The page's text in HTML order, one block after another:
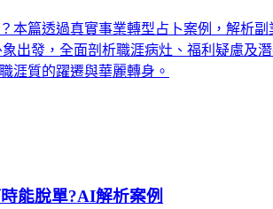
本篇透過真實事業轉型占卜案例，解析
出發，全面剖析職涯病灶、福利疑慮及
涯質的躍遷與華麗轉身。
能脫單?AI解析案例